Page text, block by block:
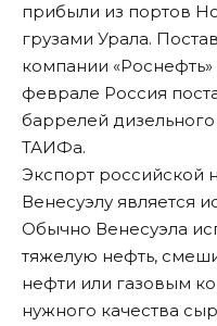
прибыли из портов
грузами Урала.
компании «Роснефть»
феврале Россия
баррелей
ТАИФа.
Экспорт российской
Венесуэлу является
Обычно Венесуэла
тяжелую нефть,
нефти или газовым
нужного качества